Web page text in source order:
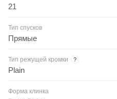
21
Тип спусков
Прямые
Тип режущей кромки ?
Plain
Форма клинка